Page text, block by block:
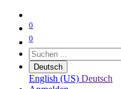
0
0
Deutsch
English (US) Deutsch